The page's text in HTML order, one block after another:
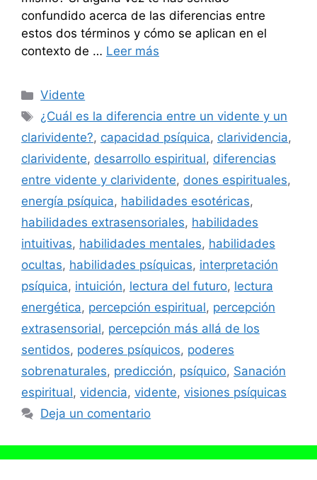
confundido acerca de las diferencias entre
estos dos términos y cómo se aplican en el
contexto de … Leer más
Categorías
Vidente
Etiquetas
¿Cuál es la diferencia entre un vidente y un
clarividente?, capacidad psíquica, clarividencia,
clarividente, desarrollo espiritual, diferencias
entre vidente y clarividente, dones espirituales,
energía psíquica, habilidades esotéricas,
habilidades extrasensoriales, habilidades
intuitivas, habilidades mentales, habilidades
ocultas, habilidades psíquicas, interpretación
psíquica, intuición, lectura del futuro, lectura
energética, percepción espiritual, percepción
extrasensorial, percepción más allá de los
sentidos, poderes psíquicos, poderes
sobrenaturales, predicción, psíquico, Sanación
espiritual, videncia, vidente, visiones psíquicas
Deja un comentario